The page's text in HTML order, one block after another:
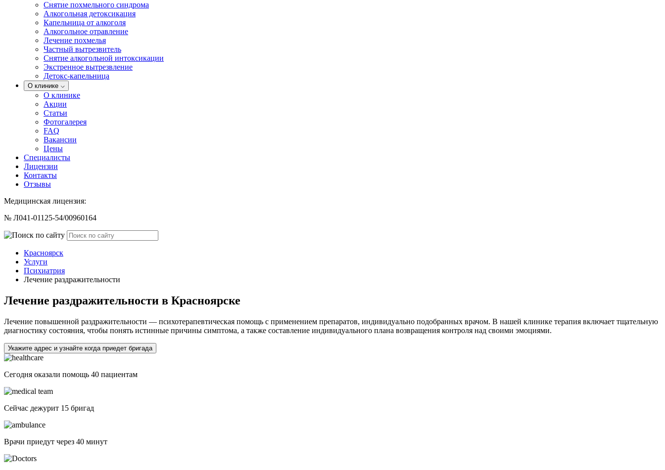
Снятие похмельного синдрома
Алкогольная детоксикация
Капельница от алкоголя
Алкогольное отравление
Лечение похмелья
Частный вытрезвитель
Снятие алкогольной интоксикации
Экстренное вытрезвление
Детокс-капельница
О клинике
О клинике
Акции
Статьи
Фотогалерея
FAQ
Вакансии
Цены
Специалисты
Лицензии
Контакты
Отзывы
Медицинская лицензия:
№ Л041-01125-54/00960164
Красноярск
Услуги
Психиатрия
Лечение раздражительности
Лечение раздражительности в Красноярске
Лечение повышенной раздражительности — психотерапевтическая помощь с применением препаратов, индивидуально подобранных врачом. В нашей клинике терапия включает тщательную
диагностику состояния, чтобы понять истинные причины симптома, а также составление индивидуального плана возвращения контроля над своими эмоциями.
Укажите адрес и узнайте когда приедет бригада
Сегодня оказали помощь 40 пациентам
Сейчас дежурит 15 бригад
Врачи приедут через 40 минут